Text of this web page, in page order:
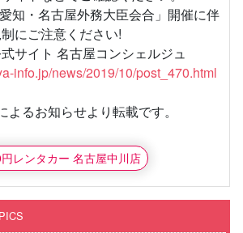
知・名古屋外務大臣会合」開催に伴
にご注意ください!
サイト 名古屋コンシェルジュ
info.jp/news/2019/10/post_470.html
るお知らせより転載です。
レンタカー 名古屋中川店